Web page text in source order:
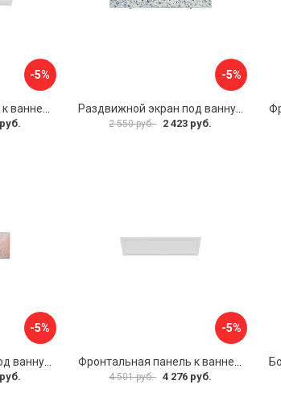
-5%
Фронтальная панель к ванне Мия Aquatek 00000089315
-5%
Раздвижной экран под ванну PERFECTO LINEA 36-001511
2 550 руб. 2 423 руб.
-5% -5%
4 501 руб. 4 276 руб.